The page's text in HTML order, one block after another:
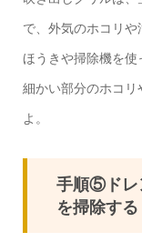
で、外気のホコリや
ほうきや掃除機を使
細かい部分のホコ
よ。
手順⑤ドレ
を掃除する